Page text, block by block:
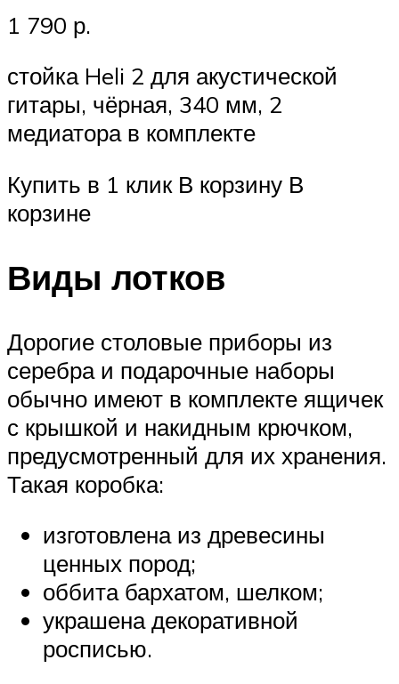
1 790 р.
стойка Heli 2 для акустической
гитары, чёрная, 340 мм, 2
медиатора в комплекте
Купить в 1 клик В корзину В
корзине
Виды лотков
Дорогие столовые приборы из
серебра и подарочные наборы
обычно имеют в комплекте ящичек
с крышкой и накидным крючком,
предусмотренный для их хранения.
Такая коробка:
изготовлена из древесины
ценных пород;
оббита бархатом, шелком;
украшена декоративной
росписью.